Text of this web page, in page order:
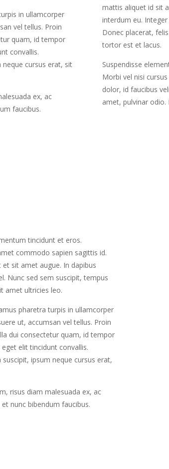
in ullamcorper
vel tellus. Proin
quam, id tempor
convallis.
neque cursus erat, sit
ex, ac
faucibus.
mattis aliquet id sit
interdum eu.
Donec placerat,
tortor est et lacus.
Suspendisse
Morbi vel nisi
dolor, id faucibus
amet, pulvinar odio.
tincidunt et eros.
commodo sapien sagittis id.
sit amet augue. In dapibus
Nunc sed sem suscipit, tempus
amet ultricies leo.
pharetra turpis in ullamcorper
ut, accumsan vel tellus. Proin
dui consectetur quam, id tempor
elit tincidunt convallis.
ipsum neque cursus erat,
risus diam malesuada ex, ac
nunc bibendum faucibus.